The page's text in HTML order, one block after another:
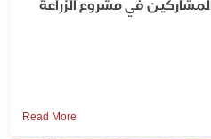
في مشروع الزراعة
Read More